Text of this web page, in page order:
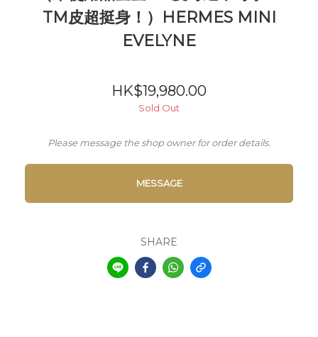
TM皮超挺身！）HERMES MINI
EVELYNE
HK$19,980.00
Sold Out
Please message the shop owner for order details.
MESSAGE
SHARE